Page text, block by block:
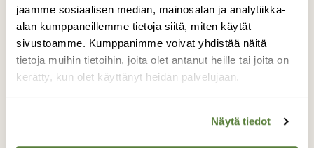
jaamme sosiaalisen median, mainosalan ja analytiikka-
alan kumppaneillemme tietoja siitä, miten käytät
sivustoamme. Kumppanimme voivat yhdistää näitä
tietoja muihin tietoihin, joita olet antanut heille tai joita on
kerätty, kun olet käyttänyt heidän palvelujaan.
Näytä tiedot
Ovat löytäneet lumelle karisseita siemeniä.
Välillä tapellaankin ruuasta.
Valokuvaaja: Reijo Juurinen, Veikkola Tammikuu
TAKAISIN LISTAAN